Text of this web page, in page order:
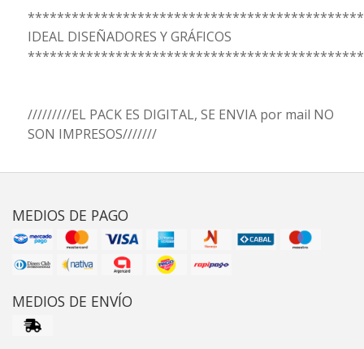
IDEAL DISEÑADORES Y GRÁFICOS
/////////EL PACK ES DIGITAL, SE ENVIA por mail NO
SON IMPRESOS///////
MEDIOS DE PAGO
MEDIOS DE ENVÍO